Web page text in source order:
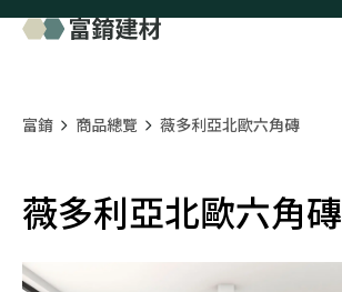
富錥 商品總覽 薇多利亞北歐六角磚
薇多利亞北歐六角磚